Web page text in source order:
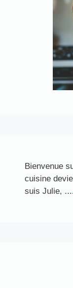
Bienvenue
cuisine
suis Julie,